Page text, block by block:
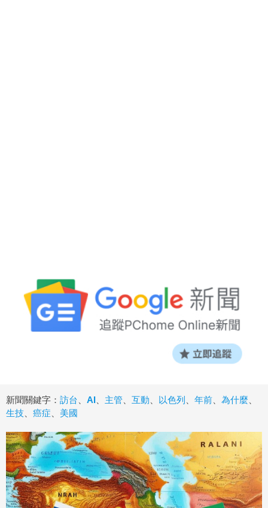
新聞關鍵字： 訪台 AI 主管 互動 以色列 年前 為什麼
生技
癌症 美國